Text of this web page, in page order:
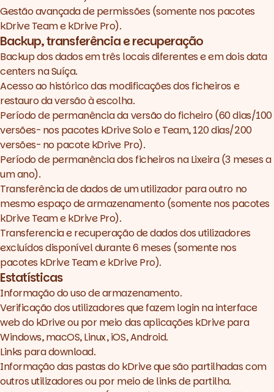
Gestão avançada de permissões (somente nos pacotes
kDrive Team e kDrive Pro).
Backup, transferência e recuperação
Backup dos dados em três locais diferentes e em dois data
centers na Suíça.
Acesso ao histórico das modificações dos ficheiros e
restauro da versão à escolha.
Período de permanência da versão do ficheiro (60 dias/100
versões- nos pacotes kDrive Solo e Team, 120 dias/200
versões- no pacote kDrive Pro).
Período de permanência dos ficheiros na Lixeira (3 meses a
um ano).
Transferência de dados de um utilizador para outro no
mesmo espaço de armazenamento (somente nos pacotes
kDrive Team e kDrive Pro).
Transferencia e recuperação de dados dos utilizadores
excluídos disponível durante 6 meses (somente nos
pacotes kDrive Team e kDrive Pro).
Estatísticas
Informação do uso de armazenamento.
Verificação dos utilizadores que fazem login na interface
web do kDrive ou por meio das aplicações kDrive para
Windows, macOS, Linux, iOS, Android.
Links para download.
Informação das pastas do kDrive que são partilhadas com
outros utilizadores ou por meio de links de partilha.